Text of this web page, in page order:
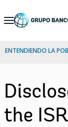
Skip
Navigation
ENTENDIENDO LA
the